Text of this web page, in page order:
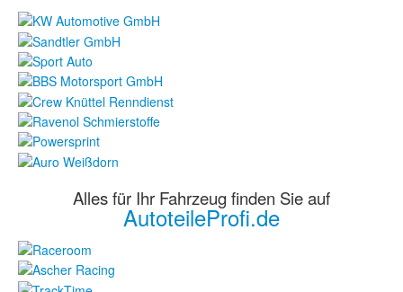
Alles für Ihr Fahrzeug finden Sie auf
AutoteileProfi.de